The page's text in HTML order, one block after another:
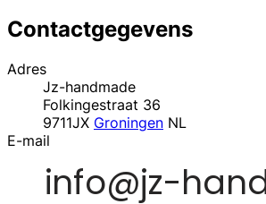
Contactgegevens
Adres
Jz-handmade
Folkingestraat 36
9711JX Groningen NL
E-mail